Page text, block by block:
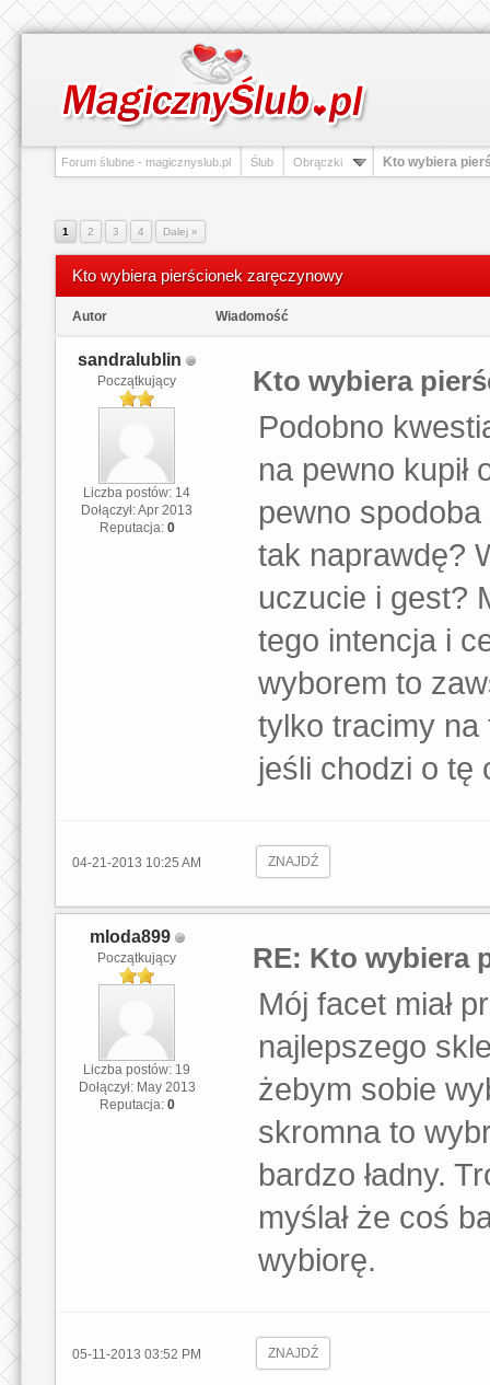
Forum ślubne - magicznyslub.pl Ślub Obrączki Kto wybiera
1 2 3 4 Dalej »
Kto wybiera pierścionek zaręczynowy
Autor Wiadomość
sandralublin
Początkujący
Liczba postów: 14
Dołączył: Apr 2013
Reputacja: 0
Kto wybiera
Podobno
na pewno kupił
pewno
tak naprawdę?
uczucie i gest?
tego intencja i
wyborem to
tylko tracimy na
jeśli chodzi o
04-21-2013 10:25 AM ZNAJDŹ
mloda899
Początkujący
Liczba postów: 19
Dołączył: May 2013
Reputacja: 0
RE: Kto wybiera
Mój facet miał
najlepszego
żebym sobie
skromna to
bardzo ładny.
myślał że coś
wybiorę.
05-11-2013 03:52 PM ZNAJDŹ